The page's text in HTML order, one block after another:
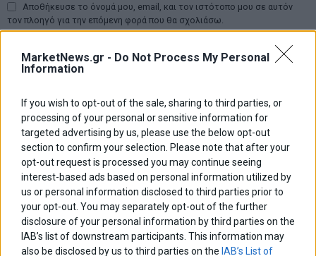
MarketNews.gr - Do Not Process My Personal
Information
If you wish to opt-out of the sale, sharing to third parties, or
processing of your personal or sensitive information for
targeted advertising by us, please use the below opt-out
section to confirm your selection. Please note that after your
opt-out request is processed you may continue seeing
interest-based ads based on personal information utilized by
us or personal information disclosed to third parties prior to
your opt-out. You may separately opt-out of the further
disclosure of your personal information by third parties on the
IAB’s list of downstream participants. This information may
also be disclosed by us to third parties on the IAB’s List of
Αποθήκευσε το όνομά μου, email, και τον ιστότοπο μου σε αυτόν
τον πλοηγό για την επόμενη φορά που θα σχολιάσω.
άρθρων
Previous
Forthnet: Στα 67,3 εκατ. το
τίμημα της συμφωνίας με
Σούπερ Λίγκα
Αύξηση 0,6% στο δείκτη
τιμών παραγωγού τον
ΑΡΘΡΟΓΡΑΦΟΙ
Ελευθερία Κούρταλη
Οι «τιμωροί» των ομολόγων επέστρεψαν
Εύη Φραγκάκη